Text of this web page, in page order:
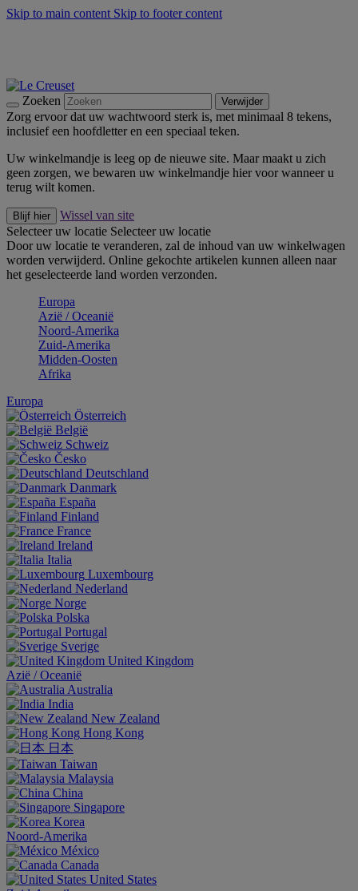
Skip to main content Skip to footer content
Zoeken Verwijder
Zorg ervoor dat uw wachtwoord sterk is, met minimaal 8 tekens,
inclusief een hoofdletter en een speciaal teken.
Uw winkelmandje is leeg op de nieuwe site. Maar maakt u zich
geen zorgen, we bewaren uw winkelmandje hier voor wanneer u
terug wilt komen.
Blijf hier
Wissel van site
Selecteer uw locatie Selecteer uw locatie
Door uw locatie te veranderen, zal de inhoud van uw winkelwagen
worden verwijderd. Online gekochte artikelen kunnen alleen naar
het geselecteerde land worden verzonden.
Europa
Aziё / Oceaniё
Noord-Amerika
Zuid-Amerika
Midden-Oosten
Afrika
Europa
Österreich
België
Schweiz
Česko
Deutschland
Danmark
España
Finland
France
Ireland
Italia
Luxembourg
Nederland
Norge
Polska
Portugal
Sverige
United Kingdom
Aziё / Oceaniё
Australia
India
New Zealand
Hong Kong
日本
Taiwan
Malaysia
China
Singapore
Korea
Noord-Amerika
México
Canada
United States